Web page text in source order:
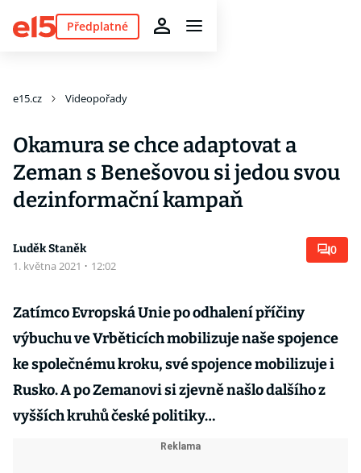
Předplatné
e15.cz Videopořady
Okamura se chce adaptovat a
Zeman s Benešovou si jedou svou
dezinformační kampaň
Luděk Staněk
1. května 2021 · 12:02
0
Zatímco Evropská Unie po odhalení příčiny
výbuchu ve Vrběticích mobilizuje naše spojence
ke společnému kroku, své spojence mobilizuje i
Rusko. A po Zemanovi si zjevně našlo dalšího z
vyšších kruhů české politiky…